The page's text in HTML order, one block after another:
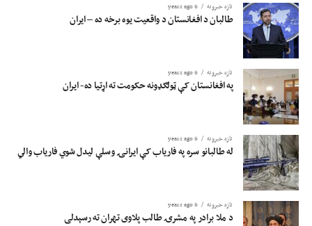
تازه خبرونه 6 years ago
طالبان د افغانستان د واقعیت یوه برخه ده – ایران
تازه خبرونه 6 years ago
په افغانستان کې ټولګډونه حکومت ته اړتیا ده- ایران
تازه خبرونه 6 years ago
له طالبانو سره په فاریاب کې ایرانۍ وسلې لیدل شوي فاریاب والي
تازه خبرونه 6 years ago
د ملا برادر په مشرۍ طالب پلاوی تهران ته رسېدلی